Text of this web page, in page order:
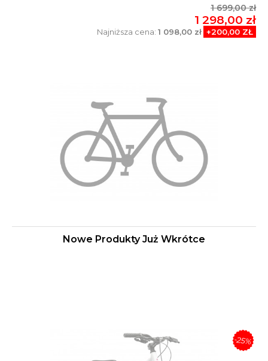
1 699,00 zł
1 298,00 zł
Najniższa cena: 1 098,00 zł +200,00 ZŁ
Nowe Produkty Już Wkrótce
-25%